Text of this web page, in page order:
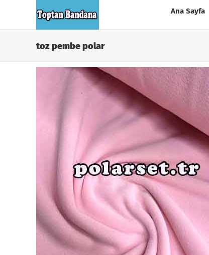
Ana Sayfa
toz pembe polar